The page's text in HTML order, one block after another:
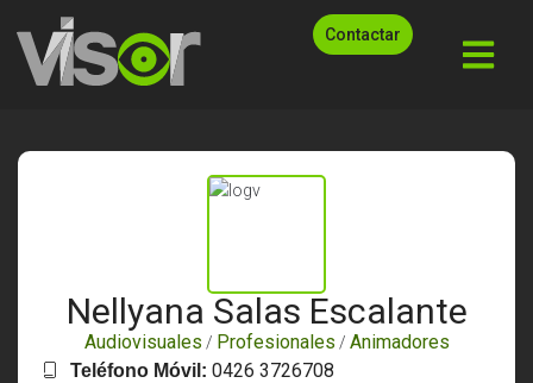
Contactar
Nellyana Salas Escalante
Audiovisuales / Profesionales / Animadores
Teléfono Móvil: 0426 3726708